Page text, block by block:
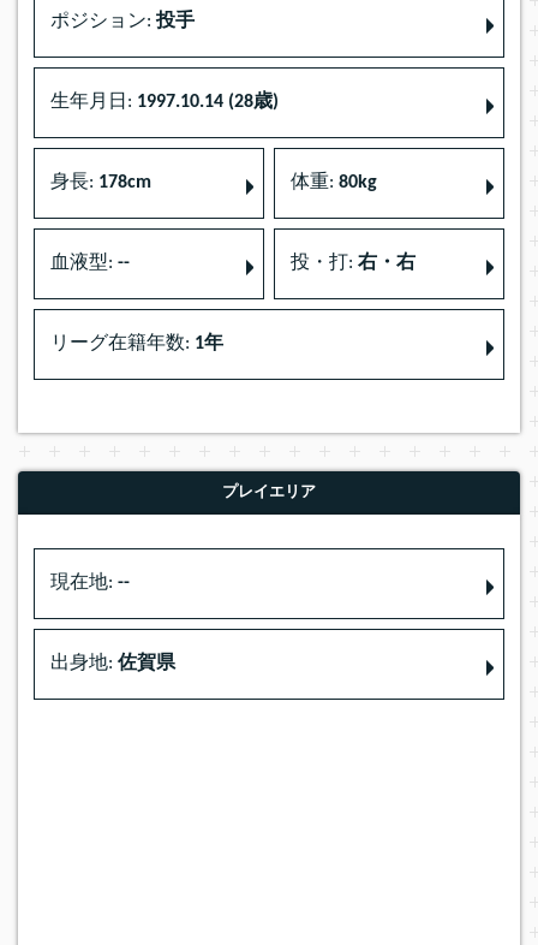
ポジション: 投手
生年月日: 1997.10.14 (28歳)
身長: 178cm 体重: 80kg
血液型: -- 投・打: 右・右
リーグ在籍年数: 1年
プレイエリア
現在地: --
出身地: 佐賀県